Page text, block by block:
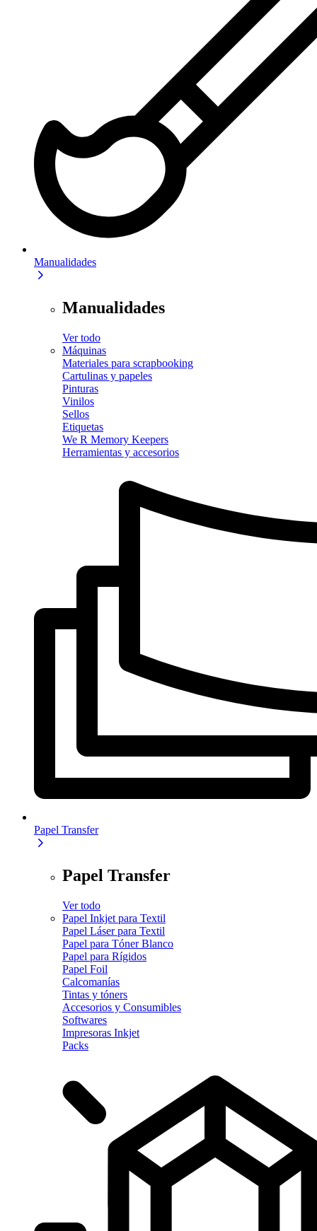
Manualidades
Manualidades
Ver todo
Máquinas
Materiales para scrapbooking
Cartulinas y papeles
Pinturas
Vinilos
Sellos
Etiquetas
We R Memory Keepers
Herramientas y accesorios
Papel Transfer
Papel Transfer
Ver todo
Papel Inkjet para Textil
Papel Láser para Textil
Papel para Tóner Blanco
Papel para Rígidos
Papel Foil
Calcomanías
Tintas y tóners
Accesorios y Consumibles
Softwares
Impresoras Inkjet
Packs